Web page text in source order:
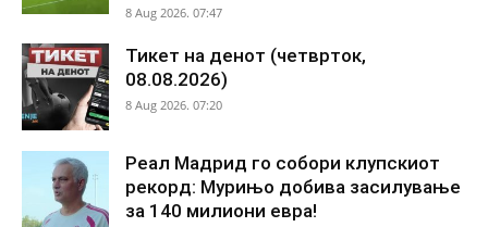
8 Aug 2026. 07:47
Тикет на денот (четврток,
08.08.2026)
8 Aug 2026. 07:20
Реал Мадрид го собори клупскиот
рекорд: Мурињо добива засилување
за 140 милиони евра!